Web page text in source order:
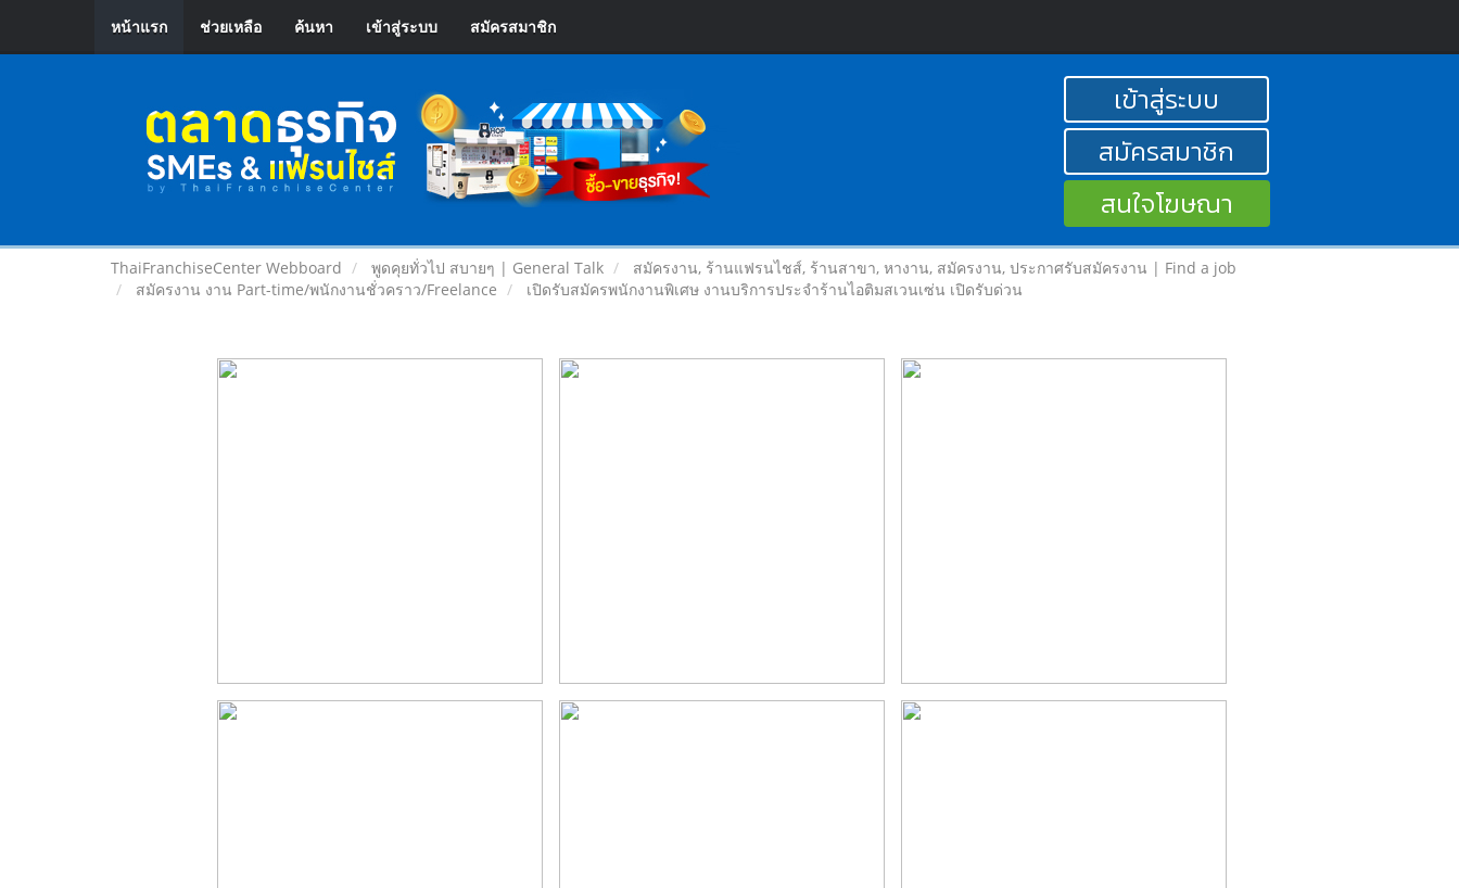
หน้าแรก ช่วยเหลือ ค้นหา เข้าสู่ระบบ สมัครสมาชิก
เข้าสู่ระบบ
สมัครสมาชิก
สนใจโฆษณา
ThaiFranchiseCenter Webboard พูดคุยทั่วไป สบายๆ | General Talk
สมัครงาน, ร้านแฟรนไชส์, ร้านสาขา, หางาน, สมัครงาน, ประกาศรับสมัครงาน | Find a job
สมัครงาน งาน Part-time/พนักงานชั่วคราว/Freelance
เปิดรับสมัครพนักงานพิเศษ งานบริการประจำร้านไอติมสเวนเซ่น เปิดรับด่วน